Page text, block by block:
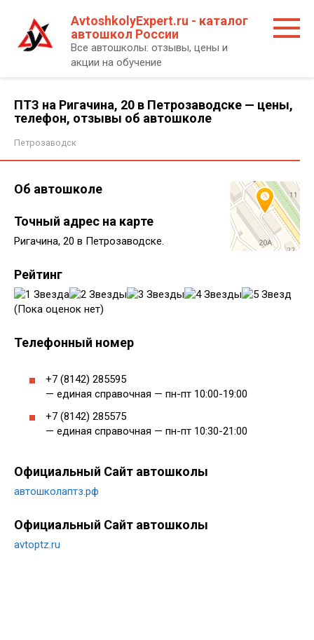
контенту
AvtoshkolyExpert.ru - каталог
автошкол России
Все автошколы: отзывы, цены и
акции на обучение
ПТЗ на Ригачина, 20 в Петрозаводске — цены,
телефон, отзывы об автошколе
Петрозаводск
Об автошколе
Точный адрес на карте
Ригачина, 20 в Петрозаводске.
Рейтинг
(Пока оценок нет)
Телефонный номер
+7 (8142) 285595
— единая справочная — пн-пт 10:00-19:00
+7 (8142) 285575
— единая справочная — пн-пт 10:30-21:00
Официальный Сайт автошколы
автошколаптз.рф
Официальный Сайт автошколы
avtoptz.ru